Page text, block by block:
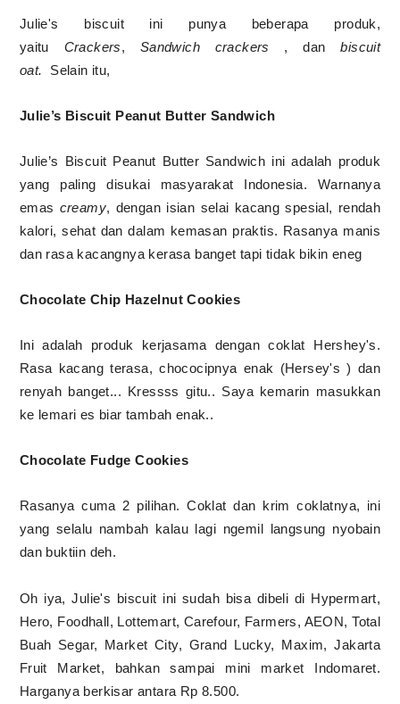
Julie's biscuit ini punya beberapa produk,
yaitu Crackers, Sandwich crackers , danbiscuit
oat.
Selain itu,
Julie’s Biscuit Peanut Butter Sandwich
Julie’s Biscuit Peanut Butter Sandwich ini adalah produk
yang paling disukai masyarakat Indonesia. Warnanya
emas creamy, dengan isian selai kacang spesial, rendah
kalori, sehat dan dalam kemasan praktis. Rasanya manis
dan rasa kacangnya kerasa banget tapi tidak bikin eneg
Chocolate Chip Hazelnut Cookies
Ini adalah produk kerjasama dengan coklat Hershey's.
Rasa kacang terasa, chococipnya enak (Hersey's ) dan
renyah banget... Kressss gitu.. Saya kemarin masukkan
ke lemari es biar tambah enak..
Chocolate Fudge Cookies
Rasanya cuma 2 pilihan. Coklat dan krim coklatnya, ini
yang selalu nambah kalau lagi ngemil langsung nyobain
dan buktiin deh.
Oh iya, Julie's biscuit ini sudah bisa dibeli di Hypermart,
Hero, Foodhall, Lottemart, Carefour, Farmers, AEON, Total
Buah Segar, Market City, Grand Lucky, Maxim, Jakarta
Fruit Market, bahkan sampai mini market Indomaret.
Harganya berkisar antara Rp 8.500.